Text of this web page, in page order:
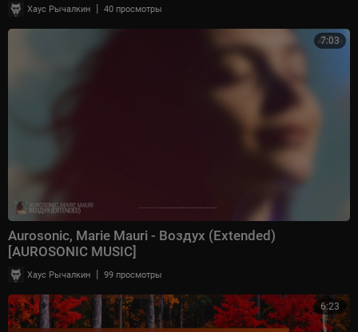
Хаус Рычалкин | 40 просмотры
7:03
Aurosonic, Marie Mauri - Воздух (Extended)
[AUROSONIC MUSIC]
Хаус Рычалкин | 99 просмотры
6:23